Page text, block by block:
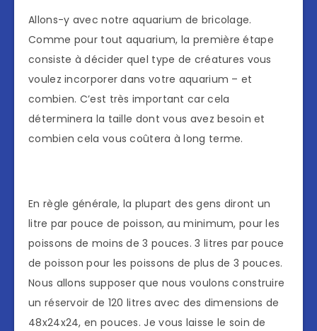
Allons-y avec notre aquarium de bricolage.
Comme pour tout aquarium, la première étape
consiste à décider quel type de créatures vous
voulez incorporer dans votre aquarium – et
combien. C’est très important car cela
déterminera la taille dont vous avez besoin et
combien cela vous coûtera à long terme.
En règle générale, la plupart des gens diront un
litre par pouce de poisson, au minimum, pour les
poissons de moins de 3 pouces. 3 litres par pouce
de poisson pour les poissons de plus de 3 pouces.
Nous allons supposer que nous voulons construire
un réservoir de 120 litres avec des dimensions de
48x24x24, en pouces. Je vous laisse le soin de